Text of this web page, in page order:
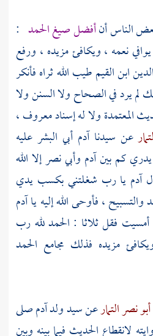
الناس أنأفضل صيغ الحمد :
نعمه ، ويكافئ مزيده ، ورفع
ابن القيمطيب الله ثراه فأنكر
لم يرد في الصحاح ولا السنن ولا
المعتمدة ولا له إسناد معروف ،
عن سيدناآدم أبي البشر عليه
يدري كم بينآدم وأبي نصرإلا الله
آدم يا رب شغلتني بكسب يدي
، فأوحى الله إليه ياآدم
فقل ثلاثا : الحمد لله رب
مزيده فذلك مجامع الحمد
أبو نصر التمارعن سيد ولدآدمصلى
لانقطاع الحديث فيما بينه وبين